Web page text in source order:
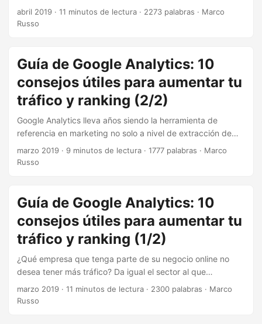
un negocio de eCommerce, es posible que ya sepas la
importancia del marketing de comercio electrónico basado
electrónico en Google Analytics. Un proceso que también
se puede aplicar incluso si hablamos de una tienda en su
estado más inicial. ¡Empezamos! ...
abril 2019 · 11 minutos de lectura · 2273 palabras · Marco
Russo
Guía de Google Analytics: 10
consejos útiles para aumentar tu
tráfico y ranking (2/2)
Google Analytics lleva años siendo la herramienta de
referencia en marketing no solo a nivel de extracción de
métricas, sino también a la hora de comprender el
comportamiento de los usuarios de nuestro sitio web. Pero
misión imposible, sobre todo si estamos empezando a
trabajar con la plataforma. Ya la semana pasada
recopilamos algunos consejos que nos facilitan el uso de la
herramienta. Hoy continuamos con otras 5
recomendaciones que seguro que te ayudarán a exprimir al
máximo Google Analytics. ...
marzo 2019 · 9 minutos de lectura · 1777 palabras · Marco
Russo
Guía de Google Analytics: 10
consejos útiles para aumentar tu
tráfico y ranking (1/2)
¿Qué empresa que tenga parte de su negocio online no
desea tener más tráfico? Da igual el sector al que
pertenezca, su tamaño, su facturación… la respuesta
siempre será sí. Y si el tráfico es de calidad, será un plus
marzo 2019 · 11 minutos de lectura · 2300 palabras · Marco
Russo